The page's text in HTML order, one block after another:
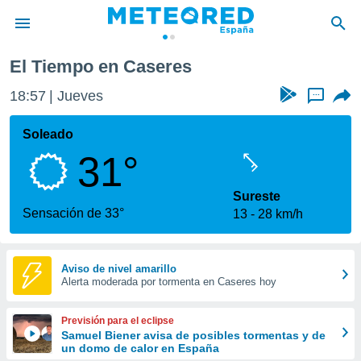
de
por
que se
calidad.
a este
las
y
forma
digital
basada
El Tiempo en Caseres
18:57 Jueves ...
Soleado
31°
Sensación de 33°
Sureste
13
28 km/h
Aviso de nivel amarillo
Alerta moderada por tormenta en Caseres hoy
Previsión para el eclipse
Samuel Biener avisa de posibles tormentas y de
un domo de calor en España